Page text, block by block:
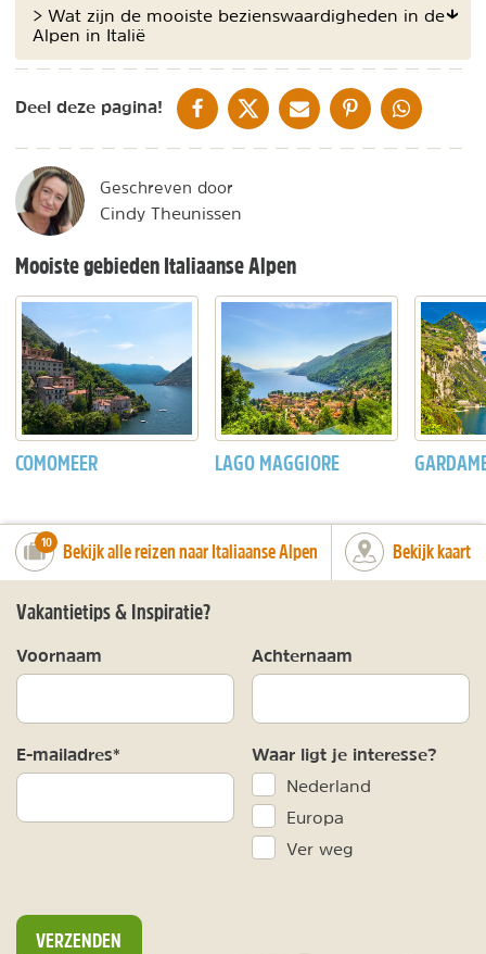
> Wat zijn de mooiste bezienswaardigheden in de
Alpen in Italië
Deel deze pagina! DELEN OP FACEBOOK
DELEN OP XDELEN VIA DE MAIL
DELEN OP PINTEREST
DELEN OP
Geschreven door
Cindy Theunissen
Mooiste gebieden Italiaanse Alpen
COMOMEER LAGO MAGGIORE
number_of_trips:
10 Bekijk alle reizen naar Italiaanse Alpen Bekijk kaart
Vakantietips & Inspiratie?
Voornaam Achternaam
E-mailadres* Waar ligt je interesse?
Nederland
Europa
Ver weg
VERZENDEN